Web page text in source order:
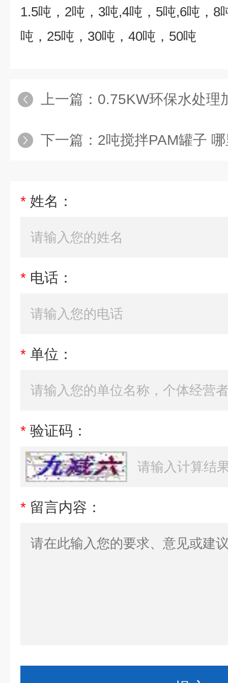
1.5吨， 2吨， 3吨,4吨， 5吨,6吨， 8
吨， 25吨， 30吨， 40吨， 50吨
上一篇： 0.75KW环保水处理
下一篇： 2吨搅拌PAM罐子
* 姓名：
* 电话：
* 单位：
* 验证码：
* 留言内容：